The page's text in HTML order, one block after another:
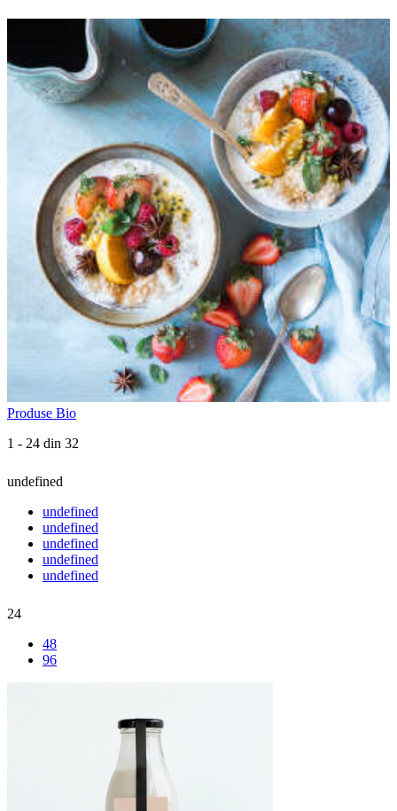
Produse Bio
1 - 24 din 32
undefined
undefined
undefined
undefined
undefined
undefined
24
48
96